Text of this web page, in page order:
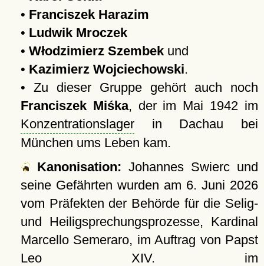
• Franciszek Harazim
• Ludwik Mroczek
• Włodzimierz Szembekund
• Kazimierz Wojciechowski.
• Zu dieser Gruppe gehört auch noch
Franciszek Miśka, der im Mai 1942 im
Konzentrationslagerin Dachau bei
München ums Leben kam.
Kanonisation: Johannes Swierc und
seine Gefährten wurden am 6. Juni 2026
vom Präfekten der Behörde für die Selig-
und Heiligsprechungsprozesse, Kardinal
Marcello Semeraro, im Auftrag von Papst
Leo XIV. im